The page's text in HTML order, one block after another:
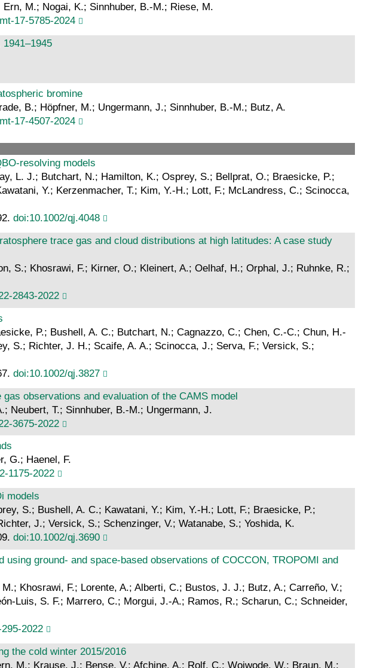
M.; Nogai, K.; Sinnhuber, B.-M.; Riese, M.
17-5785-2024
bromine
B.; Höpfner, M.; Ungermann, J.; Sinnhuber, B.-M.; Butz, A.
17-4507-2024
models
L. J.; Butchart, N.; Hamilton, K.; Osprey, S.; Bellprat, O.; Braesicke, P.;
Y.; Kerzenmacher, T.; Kim, Y.-H.; Lott, F.; McLandress, C.; Scinocca,
doi:10.1002/qj.4048
trace gas and cloud distributions at high latitudes: A case study
S.; Khosrawi, F.; Kirner, O.; Kleinert, A.; Oelhaf, H.; Orphal, J.; Ruhnke, R.;
2843-2022
P.; Bushell, A. C.; Butchart, N.; Cagnazzo, C.; Chen, C.-C.; Chun, H.-
S.; Richter, J. H.; Scaife, A. A.; Scinocca, J.; Serva, F.; Versick, S.;
doi:10.1002/qj.3827
observations and evaluation of the CAMS model
Neubert, T.; Sinnhuber, B.-M.; Ungermann, J.
3675-2022
G.; Haenel, F.
1175-2022
models
S.; Bushell, A. C.; Kawatani, Y.; Kim, Y.-H.; Lott, F.; Braesicke, P.;
J.; Versick, S.; Schenzinger, V.; Watanabe, S.; Yoshida, K.
doi:10.1002/qj.3690
ground- and space-based observations of COCCON, TROPOMI and
Khosrawi, F.; Lorente, A.; Alberti, C.; Bustos, J. J.; Butz, A.; Carreño, V.;
Luis, S. F.; Marrero, C.; Morgui, J.-A.; Ramos, R.; Scharun, C.; Schneider,
2022
the cold winter 2015/2016
M.; Krause, J.; Bense, V.; Afchine, A.; Rolf, C.; Woiwode, W.; Braun, M.;